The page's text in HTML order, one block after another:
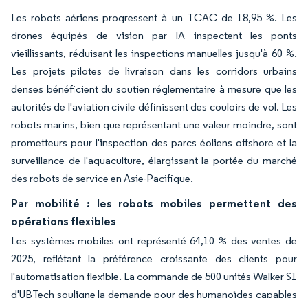
Les robots aériens progressent à un TCAC de 18,95 %. Les
drones équipés de vision par IA inspectent les ponts
vieillissants, réduisant les inspections manuelles jusqu'à 60 %.
Les projets pilotes de livraison dans les corridors urbains
denses bénéficient du soutien réglementaire à mesure que les
autorités de l'aviation civile définissent des couloirs de vol. Les
robots marins, bien que représentant une valeur moindre, sont
prometteurs pour l'inspection des parcs éoliens offshore et la
surveillance de l'aquaculture, élargissant la portée du marché
des robots de service en Asie-Pacifique.
Par mobilité : les robots mobiles permettent des
opérations flexibles
Les systèmes mobiles ont représenté 64,10 % des ventes de
2025, reflétant la préférence croissante des clients pour
l'automatisation flexible. La commande de 500 unités Walker S1
d'UBTech souligne la demande pour des humanoïdes capables